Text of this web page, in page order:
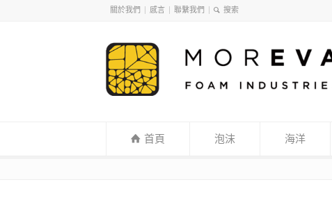
關於我們 感言 聯繫我們
首頁 泡沫 海洋